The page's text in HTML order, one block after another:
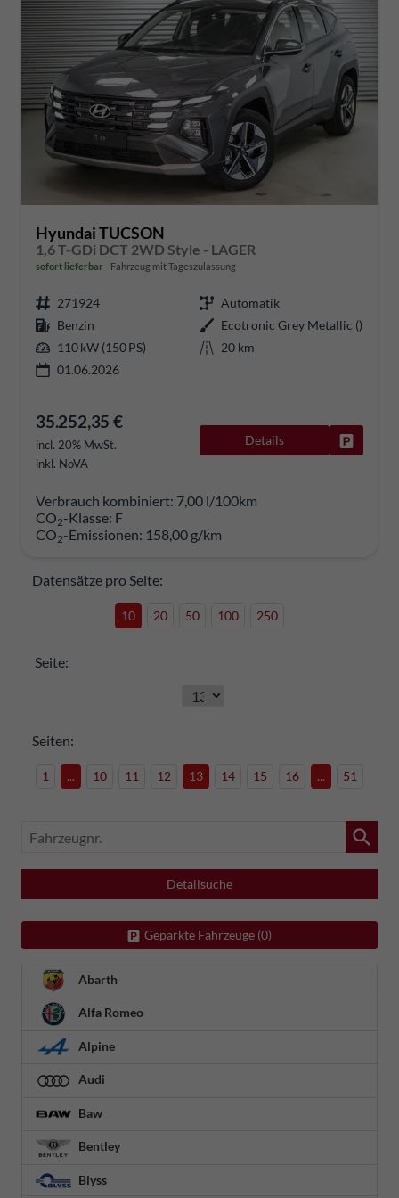
Hyundai TUCSON
1,6 T-GDi DCT 2WD Style - LAGER
sofort lieferbar Fahrzeug mit Tageszulassung
271924
Automatik
Benzin
Ecotronic Grey Metallic ()
110 kW (150 PS)
20 km
01.06.2026
35.252,35 €
incl. 20% MwSt.
inkl. NoVA
Details
Verbrauch kombiniert: 7,00 l/100km
CO2-Klasse: F
CO2-Emissionen: 158,00 g/km
Datensätze pro Seite:
10 20 50 100 250
Seite:
Seiten:
1 ... 10 11 12 13 14 15 16 ... 51
Fahrzeugnr.
Detailsuche
Geparkte Fahrzeuge (0)
Abarth
Alfa Romeo
Alpine
Audi
Baw
Bentley
Blyss